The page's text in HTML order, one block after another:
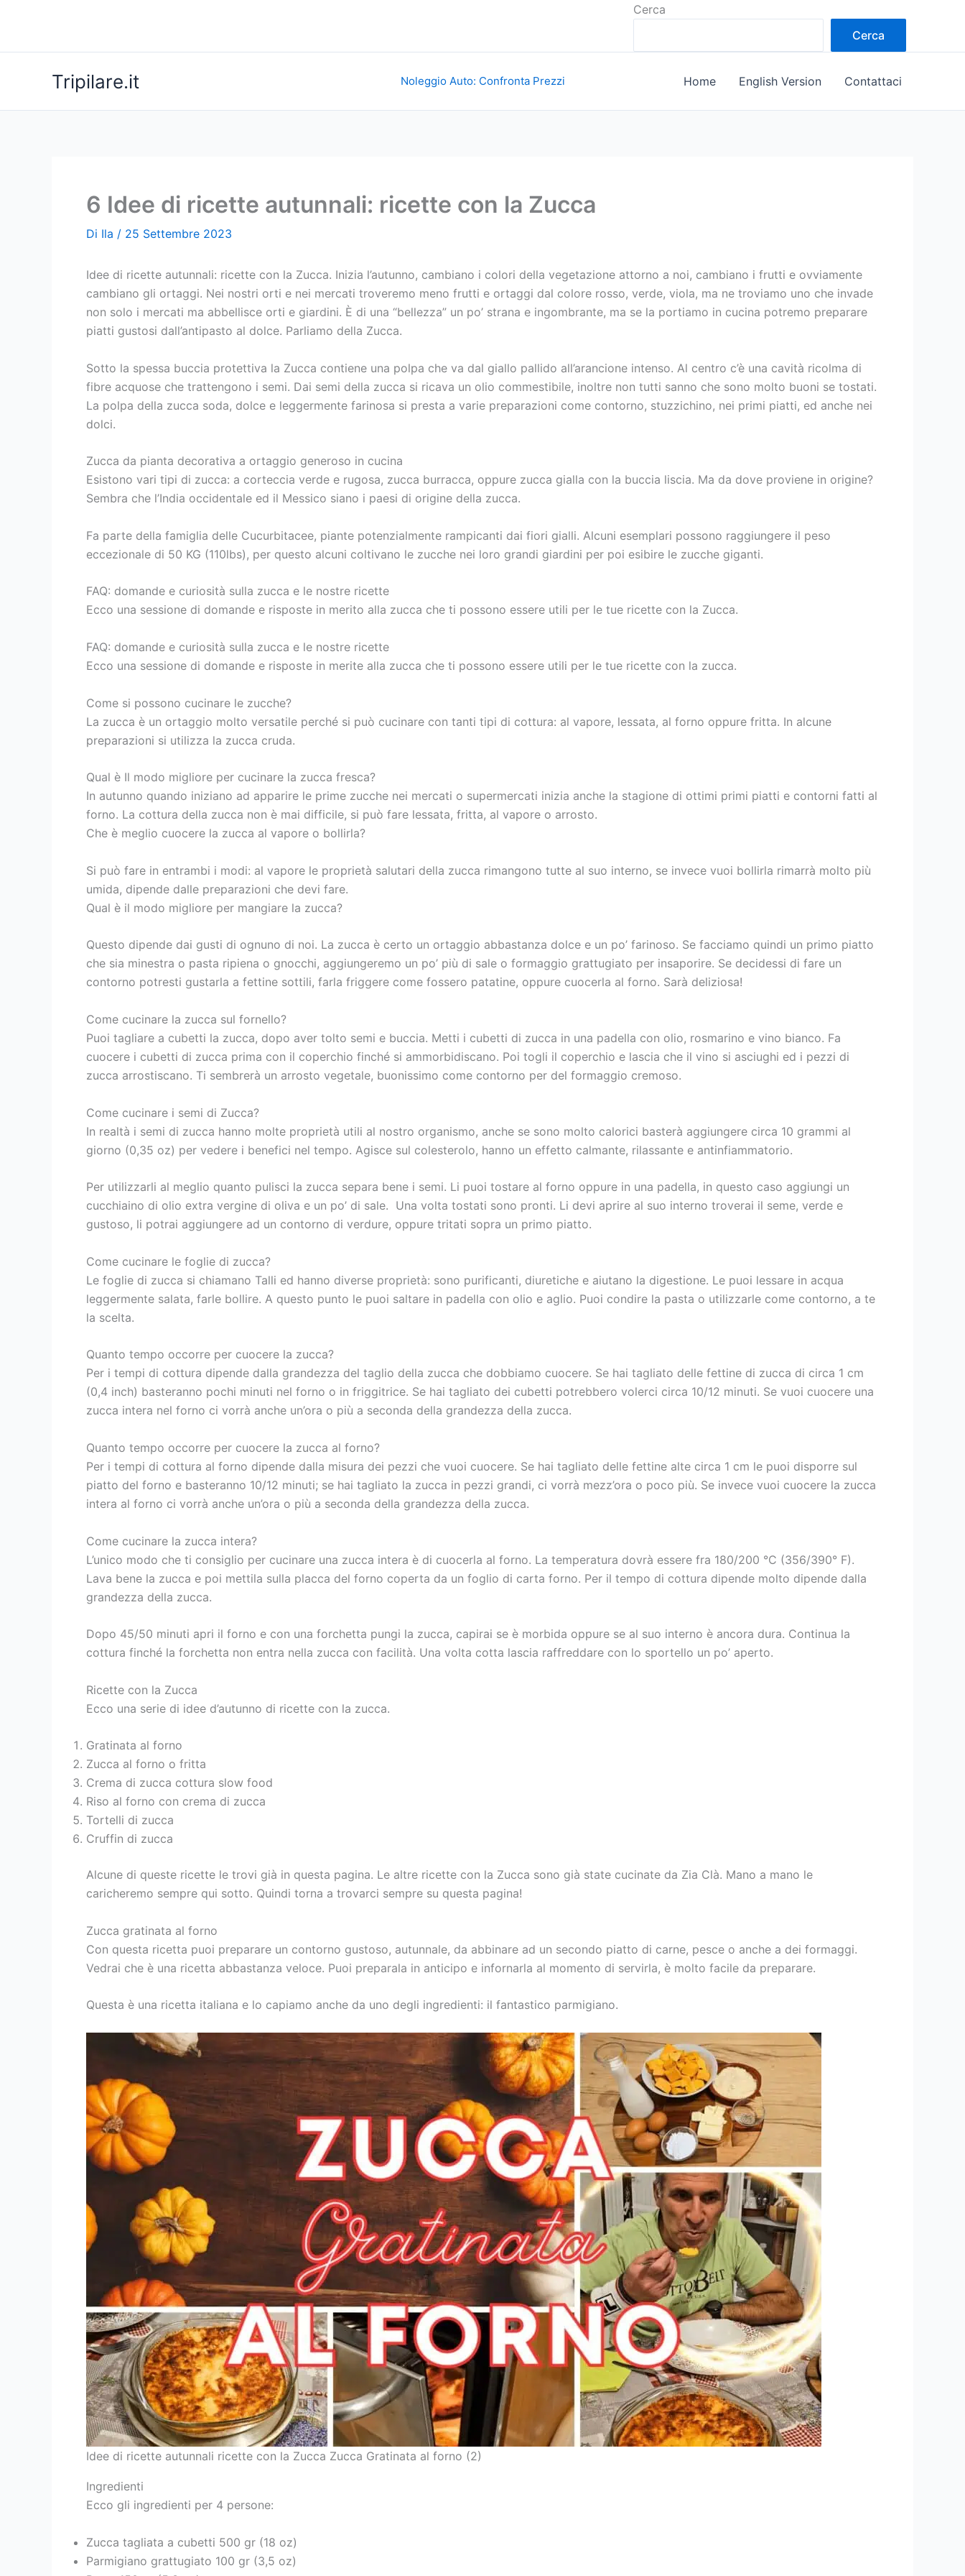
Cerca
Cerca
Tripilare.it Noleggio Auto: Confronta Prezzi Home English Version Contattaci
6 Idee di ricette autunnali: ricette con la Zucca
Di Ila / 25 Settembre 2023
Idee di ricette autunnali: ricette con la Zucca. Inizia l’autunno, cambiano i colori della vegetazione attorno a noi, cambiano i frutti e ovviamente
cambiano gli ortaggi. Nei nostri orti e nei mercati troveremo meno frutti e ortaggi dal colore rosso, verde, viola, ma ne troviamo uno che invade
non solo i mercati ma abbellisce orti e giardini. È di una “bellezza” un po’ strana e ingombrante, ma se la portiamo in cucina potremo preparare
piatti gustosi dall’antipasto al dolce. Parliamo della Zucca.
Sotto la spessa buccia protettiva la Zucca contiene una polpa che va dal giallo pallido all’arancione intenso. Al centro c’è una cavità ricolma di
fibre acquose che trattengono i semi. Dai semi della zucca si ricava un olio commestibile, inoltre non tutti sanno che sono molto buoni se tostati.
La polpa della zucca soda, dolce e leggermente farinosa si presta a varie preparazioni come contorno, stuzzichino, nei primi piatti, ed anche nei
dolci.
Zucca da pianta decorativa a ortaggio generoso in cucina
Esistono vari tipi di zucca: a corteccia verde e rugosa, zucca burracca, oppure zucca gialla con la buccia liscia. Ma da dove proviene in origine?
Sembra che l’India occidentale ed il Messico siano i paesi di origine della zucca.
Fa parte della famiglia delle Cucurbitacee, piante potenzialmente rampicanti dai fiori gialli. Alcuni esemplari possono raggiungere il peso
eccezionale di 50 KG (110lbs), per questo alcuni coltivano le zucche nei loro grandi giardini per poi esibire le zucche giganti.
FAQ: domande e curiosità sulla zucca e le nostre ricette
Ecco una sessione di domande e risposte in merito alla zucca che ti possono essere utili per le tue ricette con la Zucca.
FAQ: domande e curiosità sulla zucca e le nostre ricette
Ecco una sessione di domande e risposte in merite alla zucca che ti possono essere utili per le tue ricette con la zucca.
Come si possono cucinare le zucche?
La zucca è un ortaggio molto versatile perché si può cucinare con tanti tipi di cottura: al vapore, lessata, al forno oppure fritta. In alcune
preparazioni si utilizza la zucca cruda.
Qual è Il modo migliore per cucinare la zucca fresca?
In autunno quando iniziano ad apparire le prime zucche nei mercati o supermercati inizia anche la stagione di ottimi primi piatti e contorni fatti al
forno. La cottura della zucca non è mai difficile, si può fare lessata, fritta, al vapore o arrosto.
Che è meglio cuocere la zucca al vapore o bollirla?
Si può fare in entrambi i modi: al vapore le proprietà salutari della zucca rimangono tutte al suo interno, se invece vuoi bollirla rimarrà molto più
umida, dipende dalle preparazioni che devi fare.
Qual è il modo migliore per mangiare la zucca?
Questo dipende dai gusti di ognuno di noi. La zucca è certo un ortaggio abbastanza dolce e un po’ farinoso. Se facciamo quindi un primo piatto
che sia minestra o pasta ripiena o gnocchi, aggiungeremo un po’ più di sale o formaggio grattugiato per insaporire. Se decidessi di fare un
contorno potresti gustarla a fettine sottili, farla friggere come fossero patatine, oppure cuocerla al forno. Sarà deliziosa!
Come cucinare la zucca sul fornello?
Puoi tagliare a cubetti la zucca, dopo aver tolto semi e buccia. Metti i cubetti di zucca in una padella con olio, rosmarino e vino bianco. Fa
cuocere i cubetti di zucca prima con il coperchio finché si ammorbidiscano. Poi togli il coperchio e lascia che il vino si asciughi ed i pezzi di
zucca arrostiscano. Ti sembrerà un arrosto vegetale, buonissimo come contorno per del formaggio cremoso.
Come cucinare i semi di Zucca?
In realtà i semi di zucca hanno molte proprietà utili al nostro organismo, anche se sono molto calorici basterà aggiungere circa 10 grammi al
giorno (0,35 oz) per vedere i benefici nel tempo. Agisce sul colesterolo, hanno un effetto calmante, rilassante e antinfiammatorio.
Per utilizzarli al meglio quanto pulisci la zucca separa bene i semi. Li puoi tostare al forno oppure in una padella, in questo caso aggiungi un
cucchiaino di olio extra vergine di oliva e un po’ di sale. Una volta tostati sono pronti. Li devi aprire al suo interno troverai il seme, verde e
gustoso, li potrai aggiungere ad un contorno di verdure, oppure tritati sopra un primo piatto.
Come cucinare le foglie di zucca?
Le foglie di zucca si chiamano Talli ed hanno diverse proprietà: sono purificanti, diuretiche e aiutano la digestione. Le puoi lessare in acqua
leggermente salata, farle bollire. A questo punto le puoi saltare in padella con olio e aglio. Puoi condire la pasta o utilizzarle come contorno, a te
la scelta.
Quanto tempo occorre per cuocere la zucca?
Per i tempi di cottura dipende dalla grandezza del taglio della zucca che dobbiamo cuocere. Se hai tagliato delle fettine di zucca di circa 1 cm
(0,4 inch) basteranno pochi minuti nel forno o in friggitrice. Se hai tagliato dei cubetti potrebbero volerci circa 10/12 minuti. Se vuoi cuocere una
zucca intera nel forno ci vorrà anche un’ora o più a seconda della grandezza della zucca.
Quanto tempo occorre per cuocere la zucca al forno?
Per i tempi di cottura al forno dipende dalla misura dei pezzi che vuoi cuocere. Se hai tagliato delle fettine alte circa 1 cm le puoi disporre sul
piatto del forno e basteranno 10/12 minuti; se hai tagliato la zucca in pezzi grandi, ci vorrà mezz’ora o poco più. Se invece vuoi cuocere la zucca
intera al forno ci vorrà anche un’ora o più a seconda della grandezza della zucca.
Come cucinare la zucca intera?
L’unico modo che ti consiglio per cucinare una zucca intera è di cuocerla al forno. La temperatura dovrà essere fra 180/200 °C (356/390° F).
Lava bene la zucca e poi mettila sulla placca del forno coperta da un foglio di carta forno. Per il tempo di cottura dipende molto dipende dalla
grandezza della zucca.
Dopo 45/50 minuti apri il forno e con una forchetta pungi la zucca, capirai se è morbida oppure se al suo interno è ancora dura. Continua la
cottura finché la forchetta non entra nella zucca con facilità. Una volta cotta lascia raffreddare con lo sportello un po’ aperto.
Ricette con la Zucca
Ecco una serie di idee d’autunno di ricette con la zucca.
Gratinata al forno
Zucca al forno o fritta
Crema di zucca cottura slow food
Riso al forno con crema di zucca
Tortelli di zucca
Cruffin di zucca
Alcune di queste ricette le trovi già in questa pagina. Le altre ricette con la Zucca sono già state cucinate da Zia Clà. Mano a mano le
caricheremo sempre qui sotto. Quindi torna a trovarci sempre su questa pagina!
Zucca gratinata al forno
Con questa ricetta puoi preparare un contorno gustoso, autunnale, da abbinare ad un secondo piatto di carne, pesce o anche a dei formaggi.
Vedrai che è una ricetta abbastanza veloce. Puoi preparala in anticipo e infornarla al momento di servirla, è molto facile da preparare.
Questa è una ricetta italiana e lo capiamo anche da uno degli ingredienti: il fantastico parmigiano.
Idee di ricette autunnali ricette con la Zucca Zucca Gratinata al forno (2)
Ingredienti
Ecco gli ingredienti per 4 persone:
Zucca tagliata a cubetti 500 gr (18 oz)
Parmigiano grattugiato 100 gr (3,5 oz)